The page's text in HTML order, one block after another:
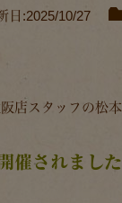
日:2025/10/27
店スタッフの松本
催されまし